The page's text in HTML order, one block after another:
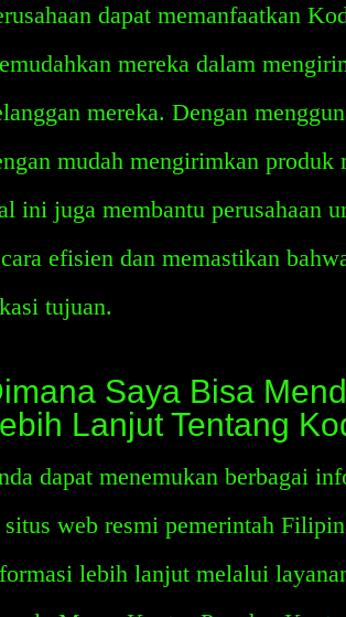
dapat memanfaatkan
mereka dalam
mereka. Dengan
mudah mengirimkan produk
ini juga membantu perusahaan
efisien dan memastikan
tujuan.
Saya Bisa
Lanjut Tentang
dapat menemukan berbagai
web resmi pemerintah
lebih lanjut melalui